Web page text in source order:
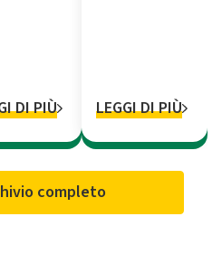
DI PIÙ LEGGI DI PIÙ
completo